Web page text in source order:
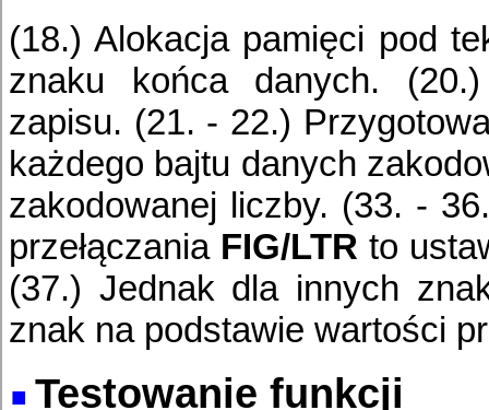
(18.) Alokacja pamięci pod
znaku końca danych.
zapisu. (21. - 22.)
każdego bajtu danych
zakodowanej liczby. (33. -
przełączania FIG/LTR to
(37.) Jednak dla innych
znak na podstawie wartości
Testowanie funkcji